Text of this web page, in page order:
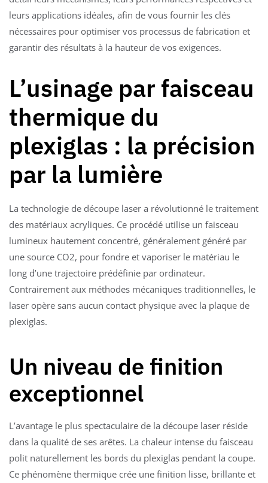
leurs applications idéales, afin de vous fournir les clés
nécessaires pour optimiser vos processus de fabrication et
garantir des résultats à la hauteur de vos exigences.
L’usinage par faisceau
thermique du
plexiglas : la précision
par la lumière
La technologie de découpe laser a révolutionné le traitement
des matériaux acryliques. Ce procédé utilise un faisceau
lumineux hautement concentré, généralement généré par
une source CO2, pour fondre et vaporiser le matériau le
long d’une trajectoire prédéfinie par ordinateur.
Contrairement aux méthodes mécaniques traditionnelles, le
laser opère sans aucun contact physique avec la plaque de
plexiglas.
Un niveau de finition
exceptionnel
L’avantage le plus spectaculaire de la découpe laser réside
dans la qualité de ses arêtes. La chaleur intense du faisceau
polit naturellement les bords du plexiglas pendant la coupe.
Ce phénomène thermique crée une finition lisse, brillante et